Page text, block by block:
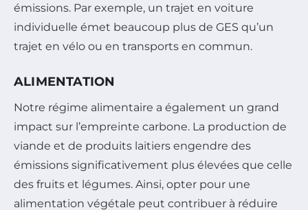
émissions. Par exemple, un trajet en voiture
individuelle émet beaucoup plus de GES qu’un
trajet en vélo ou en transports en commun.
ALIMENTATION
Notre régime alimentaire a également un grand
impact sur l’empreinte carbone. La production de
viande et de produits laitiers engendre des
émissions significativement plus élevées que celle
des fruits et légumes. Ainsi, opter pour une
alimentation végétale peut contribuer à réduire